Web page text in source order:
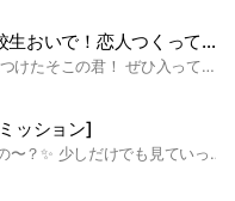
彼氏・彼女欲しい中・高校生おいで！恋人つくってリア充なろ！！
ねぇねぇ！ このオプチャを見つけたそこの君！ ぜひ入ってリア充になってみない？ 彼氏・彼女欲しいんでしょ？ 甘酸っぱい青春送りたいんじゃない？ ここはそんな人が集まってお話ししたり雑談や恋バナ出来る場所だよ！ みんなで青春楽しんでリア充なろ！ ※即抜け・荒らし禁止 ※個人情報等の流出などは自己責任でアイコンを実写でするなど (等オプチャでは責任を負いません) もうここまで読んだ君は入りたい気持ちありありでしょ！さぁ！お話ししよ！ #恋バナ#恋愛相談#かれぼ#かのぼ
ッション]
おっ！ここ気になってくれたの〜？✨ 少しだけでも見ていってくれたらうれしいなっ♪ ちなみにここは社会人さんも大歓迎だよ〜！ ここはみんなで楽しく「リア充になるぞー」のお部屋ですっ💕 名前の通りっ！って感じだけど、初めて見る人もいるかもだから説明するねー 現実ではなかなか恋人ができない… 恋人みたいに誰かとお話してみたい… そんなふうに思ったことはありませんか？🥺 ここはそんな小さな憧れや夢を楽しめる場所だよ〜🌷 もちろん、 「恋人いるよ〜！」って人も参加OK！ ただしネット恋愛中の人はごめんなさい 要するにっ！ みんな仲良く楽しめる人なら大歓迎ですっ🫶✨ 「ちょっと気になるかも〜！」 って思ったらぜひ来てねっ！ もし合わないな〜って思ったら抜けても大丈夫！ でも即抜けだけは悲しいからやめてほしいなぁ🥲 ルールは入ってから確認してね ありゃりゃ💦 ついつい長くなっちゃった〜！ ここまで読んでくれてありがとうっ💕 今なら副官募集中 入ってくれる子も、 今回は見送る子も、 また会えたらうれしいなっ(◍•ᴗ•◍)♡ 🌸色んな子募集中🌸 優しい子、かわいい子、おもしろい子、 み〜んな大歓迎っ！ ※荒らしさんはごめんなさいっ🥺💦 制作日7月26日 #中高生 #彼氏 #彼女 #雑談 #ペア画 #ペアネ #恋人ごっこ #ライト #友達募集 #暇人集合#リア充#非リア